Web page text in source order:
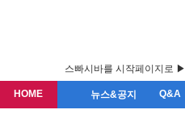
스빠시바를 시작페이지로 ▶
HOME 뉴스&공지 Q&A